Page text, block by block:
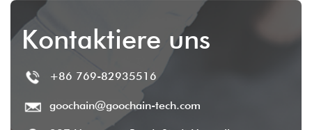
Kontaktiere uns
+86 769-82935516
goochain@goochain-tech.com